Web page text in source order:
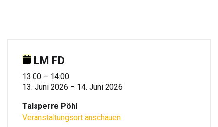
LM FD
LM
FD
13:00 – 14:00
13. Juni 2026 – 14. Juni 2026
Talsperre Pöhl
Veranstaltungsort anschauen